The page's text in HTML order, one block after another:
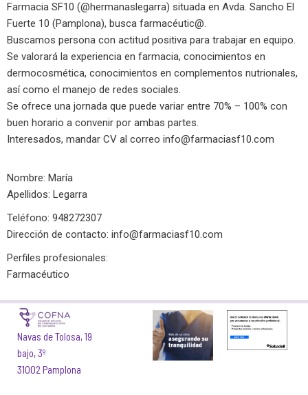
Farmacia SF10 (@hermanaslegarra) situada en Avda. Sancho El
Fuerte 10 (Pamplona), busca farmacéutic@.
Buscamos persona con actitud positiva para trabajar en equipo.
Se valorará la experiencia en farmacia, conocimientos en
dermocosmética, conocimientos en complementos nutrionales,
así como el manejo de redes sociales.
Se ofrece una jornada que puede variar entre 70% – 100% con
buen horario a convenir por ambas partes.
Interesados, mandar CV al correo info@farmaciasf10.com
Nombre: María
Apellidos: Legarra
Teléfono: 948272307
Dirección de contacto: info@farmaciasf10.com
Perfiles profesionales:
Farmacéutico
Navas de Tolosa, 19
bajo, 3º
31002 Pamplona